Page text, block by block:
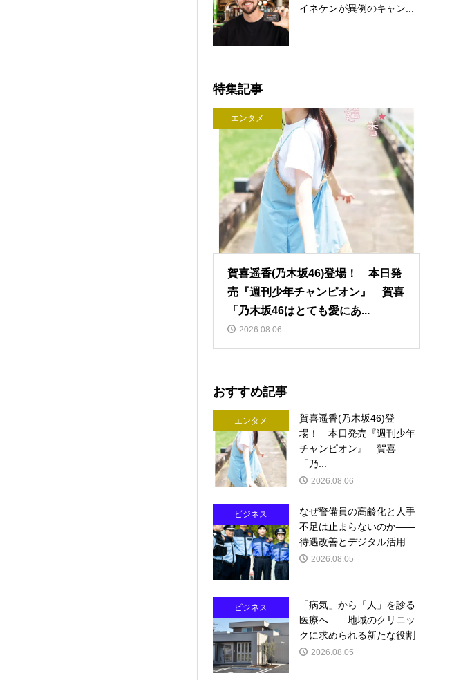
イネケンが異例のキャン...
特集記事
エンタメ
賀喜遥香(乃木坂46)登場！ 本日発
売『週刊少年チャンピオン』 賀喜
「乃木坂46はとても愛にあ...
2026.08.06
おすすめ記事
エンタメ
賀喜遥香(乃木坂46)登
場！ 本日発売『週刊少年
チャンピオン』 賀喜
「乃...
2026.08.06
ビジネス
なぜ警備員の高齢化と人手
不足は止まらないのか――
待遇改善とデジタル活用...
2026.08.05
ビジネス
「病気」から「人」を診る
医療へ――地域のクリニッ
クに求められる新たな役割
2026.08.05